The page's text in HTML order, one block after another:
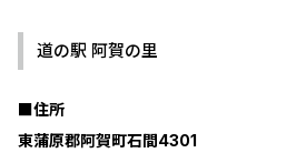
道の駅 阿賀の里
■住所
東蒲原郡阿賀町石間4301